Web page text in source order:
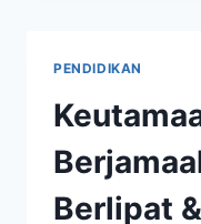
PENDIDIKAN
Berlipat